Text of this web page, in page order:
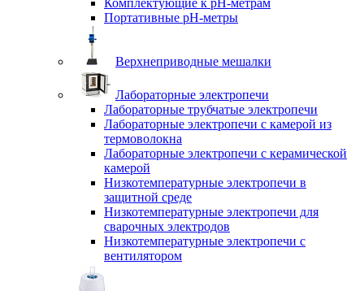
Комплектующие к pH-метрам
Портативные pH-метры
Верхнеприводные мешалки
Лабораторные электропечи
Лабораторные трубчатые электропечи
Лабораторные электропечи с камерой из
термоволокна
Лабораторные электропечи с керамической
камерой
Низкотемпературные электропечи в
защитной среде
Низкотемпературные электропечи для
cварочных электродов
Низкотемпературные электропечи с
вентилятором